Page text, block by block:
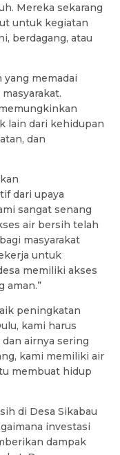
Mereka sekarang
untuk kegiatan
berdagang, atau
memadai
lain dari kehidupan
dan
dari upaya
sangat senang
air bersih telah
masyarakat
untuk
memiliki akses
aman.”
peningkatan
kami harus
airnya sering
kami memiliki air
membuat hidup
di Desa Sikabau
investasi
dampak